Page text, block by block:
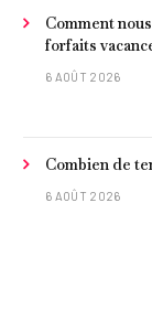
Comment
forfaits
6 AOÛT 2026
Combien de
6 AOÛT 2026